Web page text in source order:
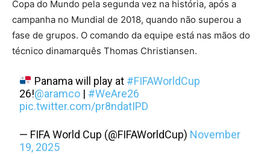
Copa do Mundo pela segunda vez na história, após a
campanha no Mundial de 2018, quando não superou a
fase de grupos. O comando da equipe está nas mãos do
técnico dinamarquês Thomas Christiansen.
Panama will play at #FIFAWorldCup
26!@aramco | #WeAre26
pic.twitter.com/pr8ndatIPD
— FIFA World Cup (@FIFAWorldCup) November
19, 2025